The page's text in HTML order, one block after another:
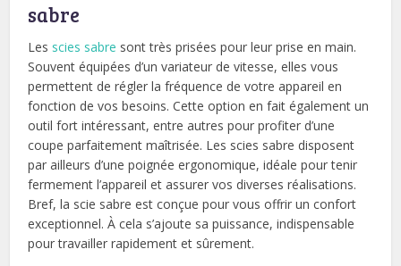
sabre
Les scies sabre sont très prisées pour leur prise en main.
Souvent équipées d’un variateur de vitesse, elles vous
permettent de régler la fréquence de votre appareil en
fonction de vos besoins. Cette option en fait également un
outil fort intéressant, entre autres pour profiter d’une
coupe parfaitement maîtrisée. Les scies sabre disposent
par ailleurs d’une poignée ergonomique, idéale pour tenir
fermement l’appareil et assurer vos diverses réalisations.
Bref, la scie sabre est conçue pour vous offrir un confort
exceptionnel. À cela s’ajoute sa puissance, indispensable
pour travailler rapidement et sûrement.